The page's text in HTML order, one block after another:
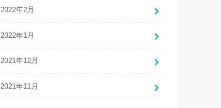
2022年2月
2022年1月
2021年12月
2021年11月